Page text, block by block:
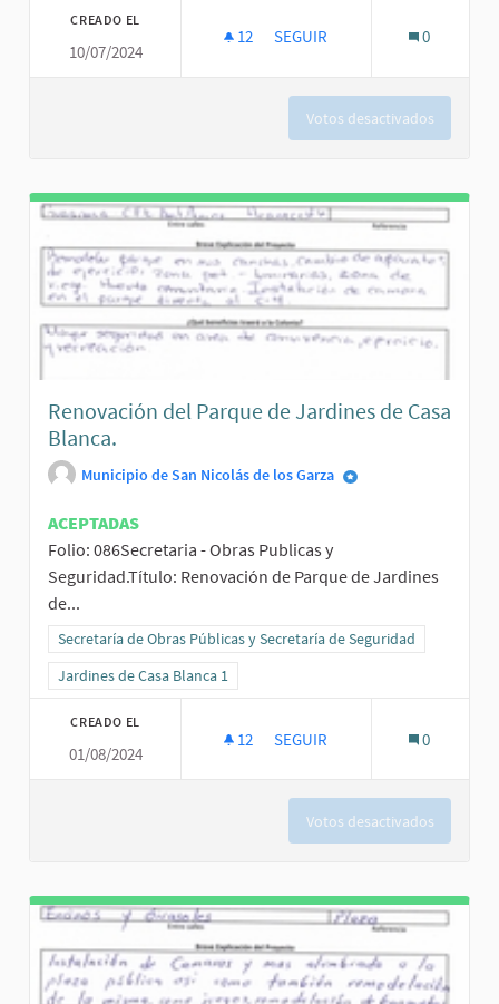
CREADO EL
10/07/2024
12 12 SEGUIDORAS
SEGUIR 0
Votos desactivados
Renovación del Parque de Jardines de Casa
Blanca.
Municipio de San Nicolás de los Garza
ACEPTADAS
Folio: 086Secretaria - Obras Publicas y
Seguridad.Título: Renovación de Parque de Jardines
de...
Resultados al filtrar por la categoría: Secretaría de Obras Públicas
Secretaría de Obras Públicas y Secretaría de Seguridad
Resultados al filtrar por el ámbito: Jardines de Casa Blanca 1
Jardines de Casa Blanca 1
CREADO EL
01/08/2024
12 12 SEGUIDORAS
SEGUIR 0
Votos desactivados